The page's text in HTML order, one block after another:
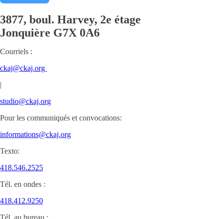
3877, boul. Harvey, 2e étage
Jonquière G7X 0A6
Courriels :
ckaj@ckaj.org
|
studio@ckaj.org
Pour les communiqués et convocations:
informations@ckaj.org
Texto:
418.546.2525
Tél. en ondes :
418.412.9250
Tél. au bureau :